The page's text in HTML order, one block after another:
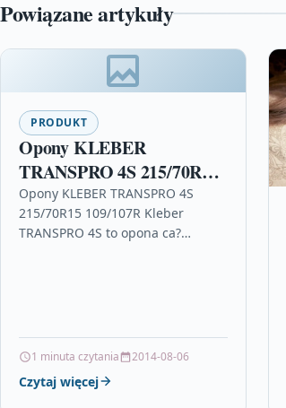
Powiązane artykuły
PRODUKT
Opony KLEBER
TRANSPRO 4S 215/70R15
109/107R
Opony KLEBER TRANSPRO 4S
215/70R15 109/107R Kleber
TRANSPRO 4S to opona ca?
1 minuta czytania 2014-08-06
Czytaj więcej